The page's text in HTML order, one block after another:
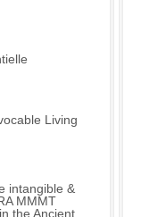
Living
intangible &
MMMT
the Ancient